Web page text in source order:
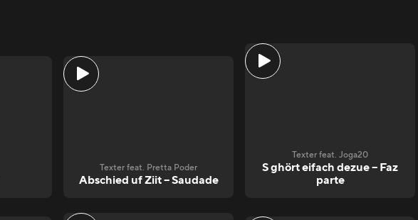
Texter feat. Pretta Poder
Abschied uf Ziit – Saudade
Texter feat. Joga20
S ghört eifach dezue – Faz
parte